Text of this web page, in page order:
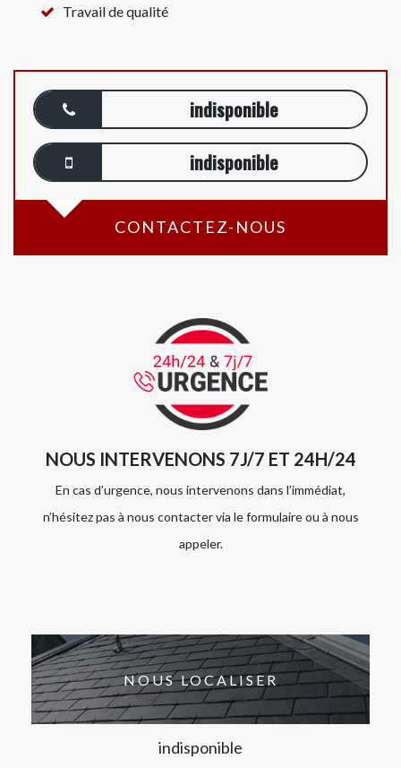
Travail de qualité
indisponible
indisponible
CONTACTEZ-NOUS
NOUS INTERVENONS 7J/7 ET 24H/24
En cas d’urgence, nous intervenons dans l’immédiat,
n’hésitez pas à nous contacter via le formulaire ou à nous
appeler.
NOUS LOCALISER
indisponible